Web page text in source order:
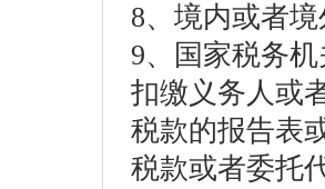
8、境内或者
9、国家税务
扣缴义务人或
税款的报告表
税款或者委托